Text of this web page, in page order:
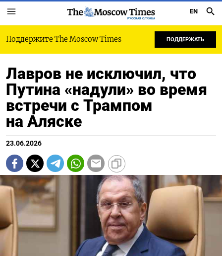
РУССКАЯ СЛУЖБА
EN
Поддержите The Moscow Times ПОДДЕРЖАТЬ
Лавров не исключил, что
Путина «надули» во время
встречи с Трампом
на Аляске
23.06.2026